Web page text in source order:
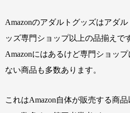
Amazonのアダルトグッズはアダル
ッズ専門ショップ以上の品揃えで
Amazonにはあるけど専門ショップ
ない商品も多数あります。
これはAmazon自体が販売する商品